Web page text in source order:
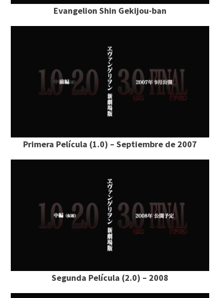
Evangelion Shin Gekijou-ban
Primera Película (1.0) – Septiembre de 2007
Segunda Película (2.0) – 2008